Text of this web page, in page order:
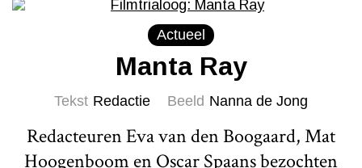
Actueel
Manta Ray
Tekst Redactie Beeld Nanna de Jong
Redacteuren Eva van den Boogaard, Mat
Hoogenboom en Oscar Spaans bezochten